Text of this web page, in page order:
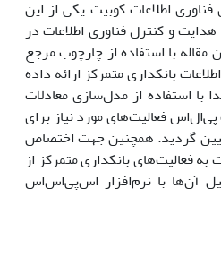
اطلاعات کوبیت یکی از این
و کنترل فناوری اطلاعات در
با استفاده از چارچوب مرجع
بانکداری متمرکز ارائه داده
با استفاده از مدل‌سازی معادلات
فعالیت‌های مورد نیاز برای
گردید. همچنین جهت اختصاص
فعالیت‌های بانکداری متمرکز از
آن‌ها با نرم‌افزار اس‌پی‌اس‌اس